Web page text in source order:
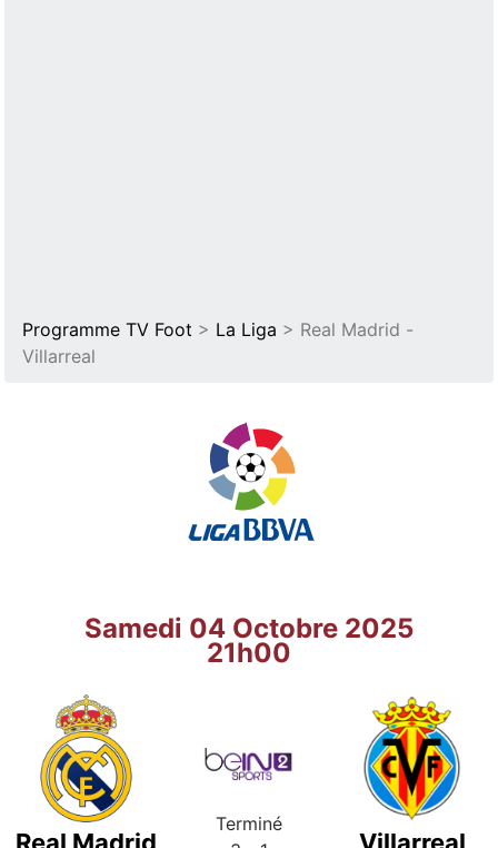
Programme TV Foot > La Liga > Real Madrid -
Villarreal
Samedi 04 Octobre 2025
21h00
Terminé